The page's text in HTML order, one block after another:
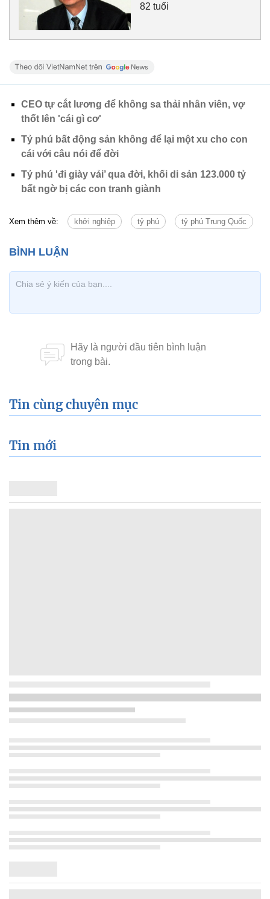
82 tuổi
CEO tự cắt lương để không sa thải nhân viên, vợ
thốt lên 'cái gì cơ'
Tỷ phú bất động sản không để lại một xu cho con
cái với câu nói để đời
Tỷ phú 'đi giày vải’ qua đời, khối di sản 123.000 tỷ
bất ngờ bị các con tranh giành
Xem thêm về: khởi nghiệp tỷ phú tỷ phú Trung Quốc
Tin cùng chuyên mục
Tin mới